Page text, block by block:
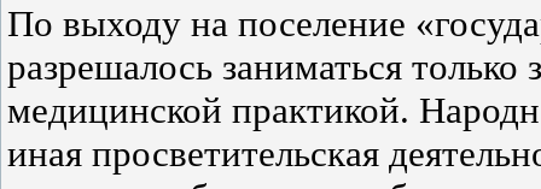
По выходу на поселение
разрешалось заниматься
медицинской практикой.
иная просветительская